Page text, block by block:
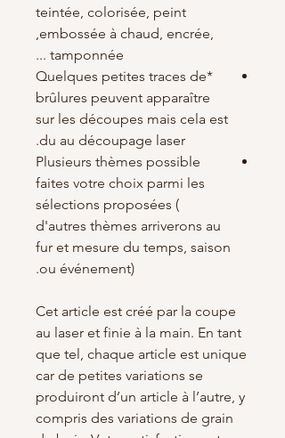
teintée, colorisée, peint
,embossée à chaud, encrée,
tamponnée ...
*Quelques petites traces de
brûlures peuvent apparaître
sur les découpes mais cela est
du au découpage laser.
Plusieurs thèmes possible
faites votre choix parmi les
sélections proposées (
d'autres thèmes arriverons au
fur et mesure du temps, saison
ou événement).
Cet article est créé par la coupe
au laser et finie à la main. En tant
que tel, chaque article est unique
car de petites variations se
produiront d’un article à l’autre, y
compris des variations de grain